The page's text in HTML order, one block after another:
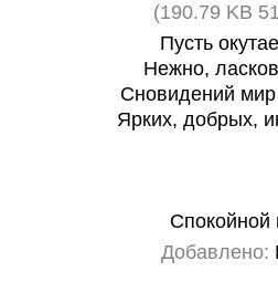
(190.79 KB
Пусть
Нежно,
Сновидений
Ярких, добрых,
Спокойной
Добавлено: